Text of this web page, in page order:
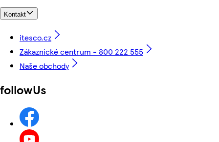
Kontakt
itesco.cz
Zákaznické centrum - 800 222 555
Naše obchody
followUs